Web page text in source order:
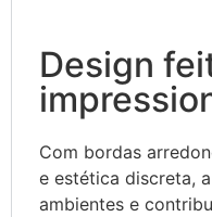
Design
Com bordas
e estética discreta,
ambientes e